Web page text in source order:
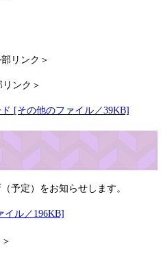
部リンク＞
リンク＞
[その他のファイル／39KB]
予定）をお知らせします。
イル／196KB]